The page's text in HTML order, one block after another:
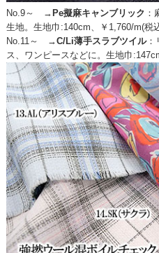
No.9～ → Pe擬麻キャンブリック ：
生地。生地巾:140cm、￥1,760/m(税
No.11～ →C/Li薄手スラブツイル：
ス、ワンピースなどに。生地巾